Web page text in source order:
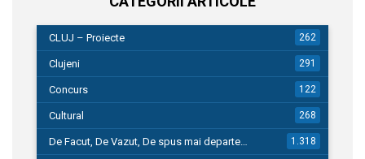
CLUJ – Proiecte 262
Clujeni 291
Concurs 122
Cultural 268
De Facut, De Vazut, De spus mai departe… 1.318